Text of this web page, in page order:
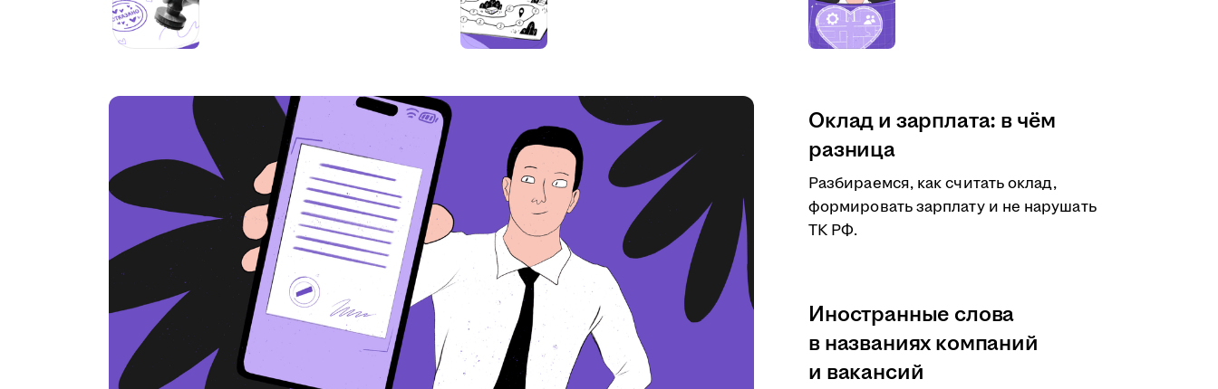
Оклад и зарплата: в чём
разница
Разбираемся, как считать оклад,
формировать зарплату и не нарушать
ТК РФ.
Иностранные слова
в названиях компаний
и вакансий